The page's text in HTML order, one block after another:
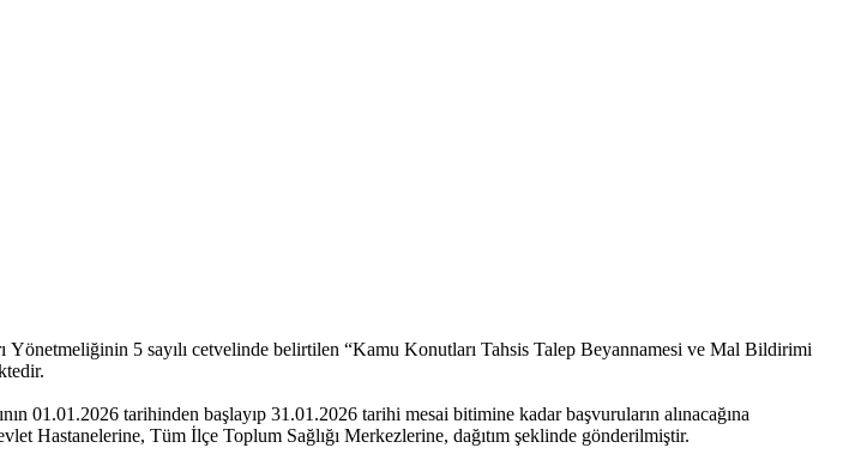
5 sayılı cetvelinde belirtilen “Kamu Konutları Tahsis Talep Beyannamesi ve Mal Bildirimi
01.01.2026 tarihinden başlayıp 31.01.2026 tarihi mesai bitimine kadar başvuruların alınacağına
Hastanelerine, Tüm İlçe Toplum Sağlığı Merkezlerine, dağıtım şeklinde gönderilmiştir.